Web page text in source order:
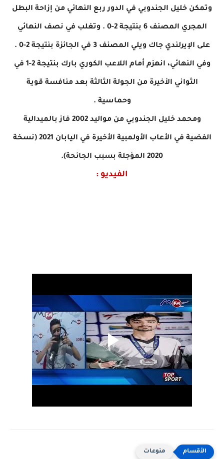
وتمكن خليل الجندوبي في الدور ربع النهائي من إزاحة البطل
المجري المصنف 6 بنتيجة 2-0 . وتغلب في نصف النهائي
على الإيرلندي جاك ويلي المصنف 3 في الجائزة بنتيجة 2-0 .
وفي النهائي، انهزم أمام اللاعب الكوري بارك بنتيجة 2-1 في
الثواني الأخيرة من الجولة الثالثة بعد منافسة قوية
وحماسية .
ومحمد خليل الجندوبي من مواليد 2002 فاز بالميدالية
الفضية في الأعاب الأولمبية الأخيرة في اليابان 2021 (نسخة
2020 المؤجلة بسبب الجائحة).
الفيديو :
منوعات